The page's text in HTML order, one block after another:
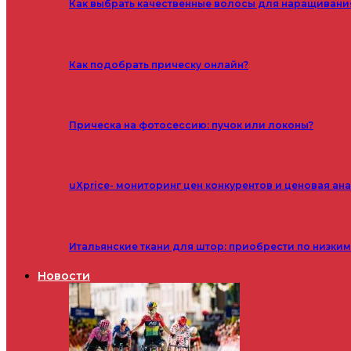
Как выбрать качественные волосы для
Как подобрать прическу онлайн?
Прическа на фотосессию: пучок или локоны?
uXprice- мониторинг цен конкурентов и ценовая
Итальянские ткани для штор: приобрести по
Новости